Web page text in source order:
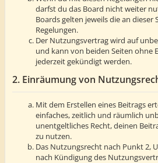
darfst du das Board nicht weiter
Boards gelten jeweils die an
Regelungen.
Der Nutzungsvertrag wird auf
und kann von beiden Seiten ohne
jederzeit gekündigt werden.
2. Einräumung von
Mit dem Erstellen eines Beitrags
einfaches, zeitlich und räumlich
unentgeltliches Recht, deinen
zu nutzen.
Das Nutzungsrecht nach Punkt 2,
nach Kündigung des